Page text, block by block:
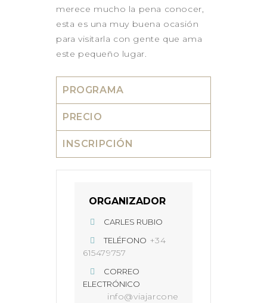
merece mucho la pena conocer,
esta es una muy buena ocasión
para visitarla con gente que ama
este pequeño lugar.
PROGRAMA
PRECIO
INSCRIPCIÓN
ORGANIZADOR
CARLES RUBIO
TELÉFONO +34
615479757
CORREO
ELECTRÓNICO
info@viajarcone